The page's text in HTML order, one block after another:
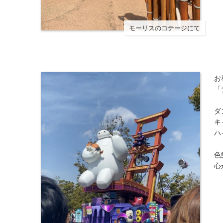
モーリスのコテージにて
ハ
色
心